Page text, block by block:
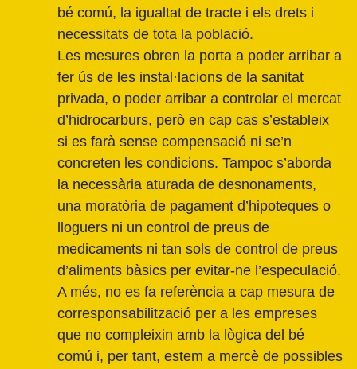
bé comú, la igualtat de tracte i els drets i
necessitats de tota la població.
Les mesures obren la porta a poder arribar a
fer ús de les instal·lacions de la sanitat
privada, o poder arribar a controlar el mercat
d’hidrocarburs, però en cap cas s’estableix
si es farà sense compensació ni se’n
concreten les condicions. Tampoc s’aborda
la necessària aturada de desnonaments,
una moratòria de pagament d’hipoteques o
lloguers ni un control de preus de
medicaments ni tan sols de control de preus
d’aliments bàsics per evitar-ne l’especulació.
A més, no es fa referència a cap mesura de
corresponsabilització per a les empreses
que no compleixin amb la lògica del bé
comú i, per tant, estem a mercè de possibles